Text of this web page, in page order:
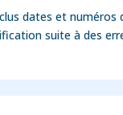
dates et
suite à des